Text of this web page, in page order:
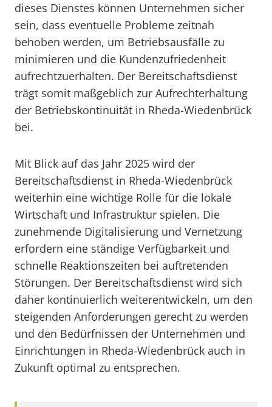
dieses Dienstes können Unternehmen sicher
sein, dass eventuelle Probleme zeitnah
behoben werden, um Betriebsausfälle zu
minimieren und die Kundenzufriedenheit
aufrechtzuerhalten. Der Bereitschaftsdienst
trägt somit maßgeblich zur Aufrechterhaltung
der Betriebskontinuität in Rheda-Wiedenbrück
bei.
Mit Blick auf das Jahr 2025 wird der
Bereitschaftsdienst in Rheda-Wiedenbrück
weiterhin eine wichtige Rolle für die lokale
Wirtschaft und Infrastruktur spielen. Die
zunehmende Digitalisierung und Vernetzung
erfordern eine ständige Verfügbarkeit und
schnelle Reaktionszeiten bei auftretenden
Störungen. Der Bereitschaftsdienst wird sich
daher kontinuierlich weiterentwickeln, um den
steigenden Anforderungen gerecht zu werden
und den Bedürfnissen der Unternehmen und
Einrichtungen in Rheda-Wiedenbrück auch in
Zukunft optimal zu entsprechen.